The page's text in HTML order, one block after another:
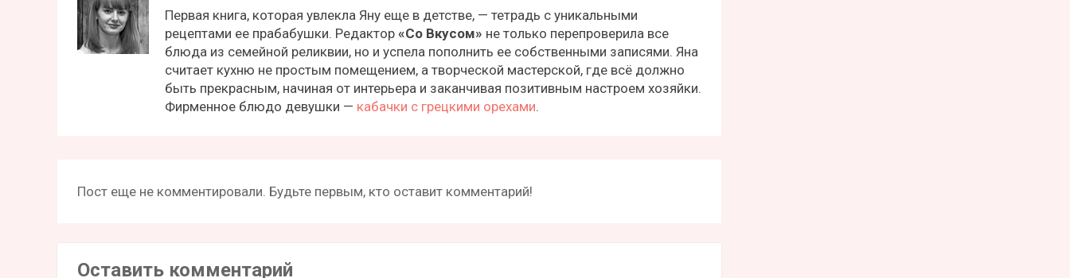
Первая книга, которая увлекла Яну еще в детстве, — тетрадь с уникальными
рецептами ее прабабушки. Редактор «Со Вкусом» не только перепроверила все
блюда из семейной реликвии, но и успела пополнить ее собственными записями. Яна
считает кухню не простым помещением, а творческой мастерской, где всё должно
быть прекрасным, начиная от интерьера и заканчивая позитивным настроем хозяйки.
Фирменное блюдо девушки — кабачки с грецкими орехами.
Пост еще не комментировали. Будьте первым, кто оставит комментарий!
Оставить комментарий